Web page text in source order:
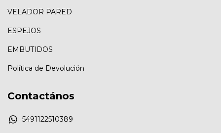
VELADOR PARED
ESPEJOS
EMBUTIDOS
Política de Devolución
Contactános
5491122510389